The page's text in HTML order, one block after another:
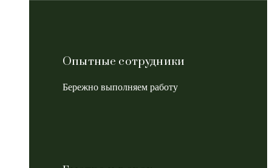
Опытные сотрудники
Бережно выполняем работу